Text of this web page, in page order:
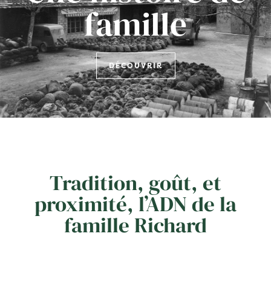
famille
DÉCOUVRIR
Tradition, goût, et
proximité, l’ADN de la
famille Richard